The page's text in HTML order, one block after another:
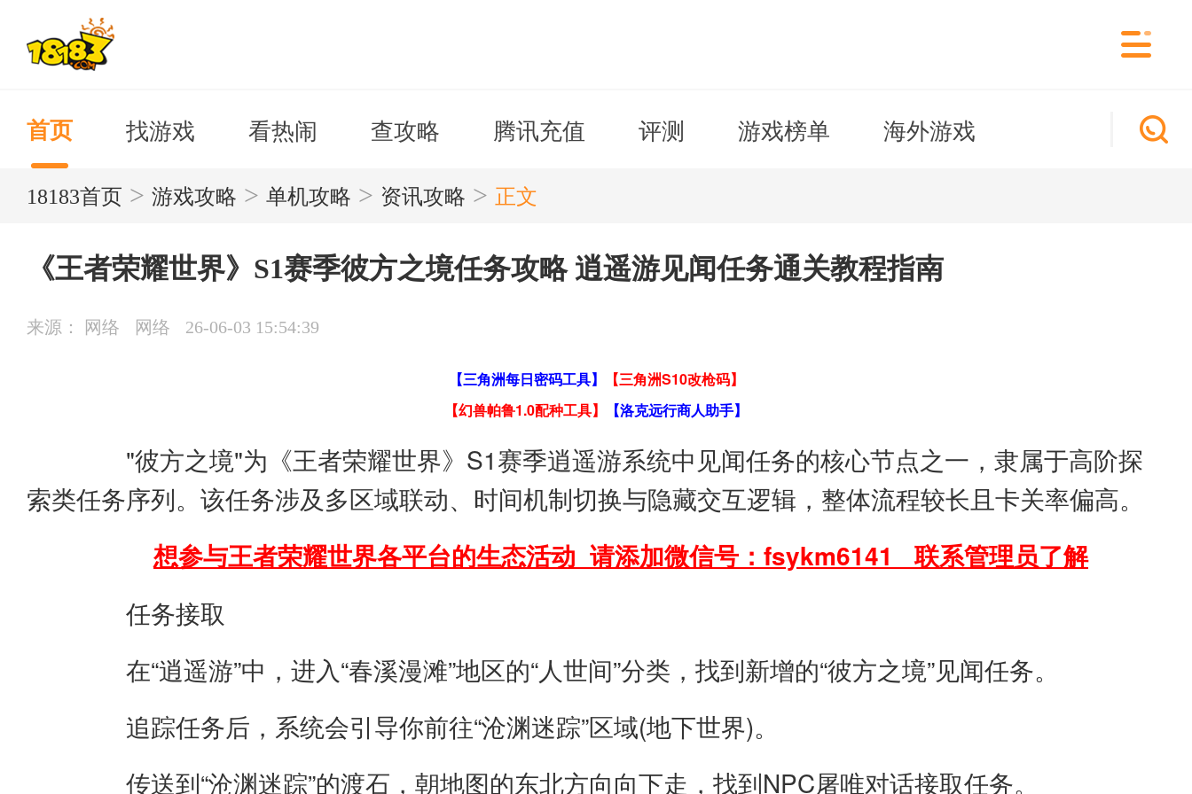
首页 找游戏 看热闹 查攻略 腾讯充值 评测 游戏榜单 海外游戏
18183首页 > 游戏攻略 > 单机攻略 > 资讯攻略 > 正文
《王者荣耀世界》S1赛季彼方之境任务攻略 逍遥游见闻任务通关教程指南
来源： 网络 网络 26-06-03 15:54:39
【三角洲每日密码工具】
【三角洲S10改枪码】
【幻兽帕鲁1.0配种工具】
【洛克远行商人助手】
"彼方之境"为《王者荣耀世界》S1赛季逍遥游系统中见闻任务的核心节点之一，隶属于高阶探
索类任务序列。该任务涉及多区域联动、时间机制切换与隐藏交互逻辑，整体流程较长且卡关率偏高。
想参与王者荣耀世界各平台的生态活动 请添加微信号：fsykm6141 联系管理员了解
任务接取
在“逍遥游”中，进入“春溪漫滩”地区的“人世间”分类，找到新增的“彼方之境”见闻任务。
追踪任务后，系统会引导你前往“沧渊迷踪”区域(地下世界)。
传送到“沧渊迷踪”的渡石，朝地图的东北方向向下走，找到NPC屠唯对话接取任务。